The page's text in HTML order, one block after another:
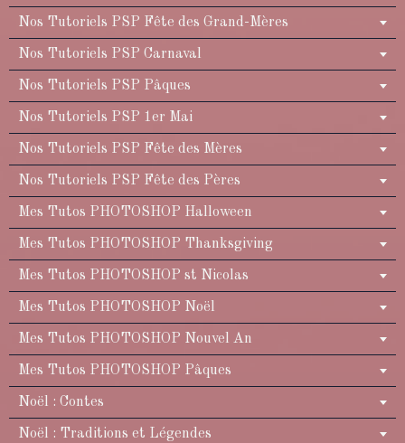
Nos Tutoriels PSP Fête des Grand-Mères
Nos Tutoriels PSP Carnaval
Nos Tutoriels PSP Pâques
Nos Tutoriels PSP 1er Mai
Nos Tutoriels PSP Fête des Mères
Nos Tutoriels PSP Fête des Pères
Mes Tutos PHOTOSHOP Halloween
Mes Tutos PHOTOSHOP Thanksgiving
Mes Tutos PHOTOSHOP st Nicolas
Mes Tutos PHOTOSHOP Noël
Mes Tutos PHOTOSHOP Nouvel An
Mes Tutos PHOTOSHOP Pâques
Noël : Contes
Noël : Traditions et Légendes